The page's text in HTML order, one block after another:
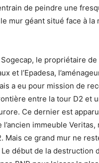
de peindre une
mur géant situé face à la
le propriétaire
et l’Epadesa,
a eu pour mission de
entre la tour D2 et
Ce dernier est
immeuble
Mais ce grand mur ne
début de la destruction